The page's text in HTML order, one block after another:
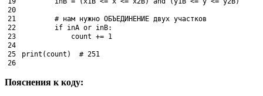
20
21
22
23
24
25
26
# нам нужно ОБЪЕДИНЕНИЕ двух участков
if inA or inB:
count += 1
print ( count ) # 251
Пояснения к коду: